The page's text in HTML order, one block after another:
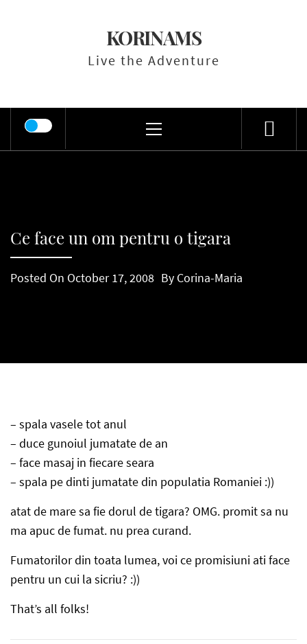
KORINAMS
Live the Adventure
Menu
Ce face un om pentru o tigara
Posted On October 17, 2008 By Corina-Maria
– spala vasele tot anul
– duce gunoiul jumatate de an
– face masaj in fiecare seara
– spala pe dinti jumatate din populatia Romaniei :))
atat de mare sa fie dorul de tigara? OMG. promit sa nu
ma apuc de fumat. nu prea curand.
Fumatorilor din toata lumea, voi ce promisiuni ati face
pentru un cui la sicriu? :))
That’s all folks!